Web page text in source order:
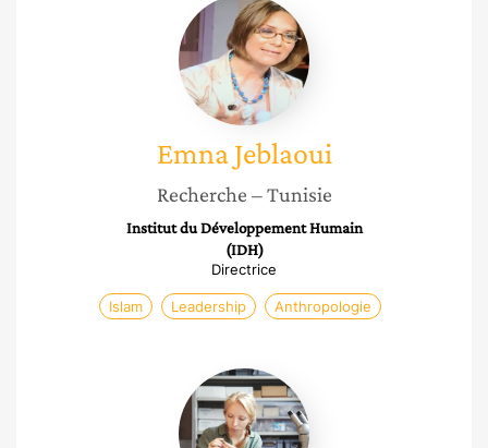
Emna
Jeblaoui
Emna Jeblaoui
Recherche – Tunisie
Institut du Développement Humain
(IDH)
Directrice
Islam Leadership Anthropologie
Ségolène
Vandevelde